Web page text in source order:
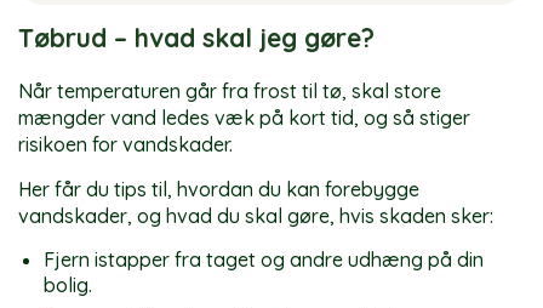
Tøbrud – hvad skal jeg gøre?
Når temperaturen går fra frost til tø, skal store
mængder vand ledes væk på kort tid, og så stiger
risikoen for vandskader.
Her får du tips til, hvordan du kan forebygge
vandskader, og hvad du skal gøre, hvis skaden sker:
Fjern istapper fra taget og andre udhæng på din
bolig.